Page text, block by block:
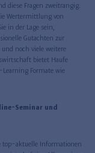
diese Fragen zweitrangig.
Wertermittlung von
in der Lage sein,
Gutachten zur
noch viele weitere
bietet Haufe
Learning Formate wie
Seminar und
top-aktuelle Informationen